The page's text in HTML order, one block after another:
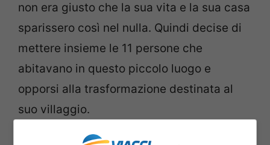
non era giusto che la sua vita e la sua casa
sparissero così nel nulla. Quindi decise di
mettere insieme le 11 persone che
abitavano in questo piccolo luogo e
opporsi alla trasformazione destinata al
suo villaggio.
La decisione per cambiare le